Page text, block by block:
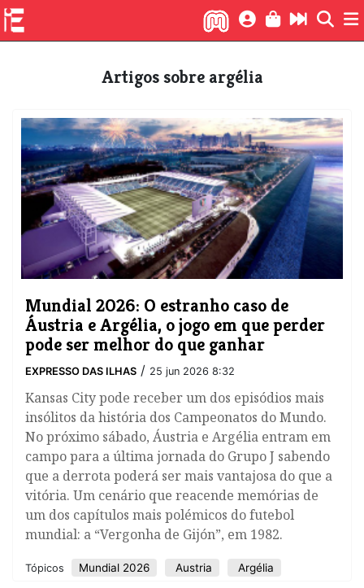
Artigos sobre argélia
Mundial 2026: O estranho caso de
Áustria e Argélia, o jogo em que perder
pode ser melhor do que ganhar
EXPRESSO DAS ILHAS / 25 jun 2026 8:32
Kansas City pode receber um dos episódios mais
insólitos da história dos Campeonatos do Mundo.
No próximo sábado, Áustria e Argélia entram em
campo para a última jornada do Grupo J sabendo
que a derrota poderá ser mais vantajosa do que a
vitória. Um cenário que reacende memórias de
um dos capítulos mais polémicos do futebol
mundial: a “Vergonha de Gijón”, em 1982.
Tópicos Mundial 2026 Austria Argélia